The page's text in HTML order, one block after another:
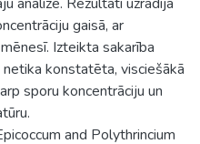
gaisā, ar
Izteikta sakarība
konstatēta, visciešākā
sporu koncentrāciju un
and Polythrincium